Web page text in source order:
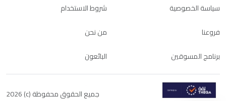
سياسة الخصوصية
شروط الاستخدام
فروعنا
من نحن
برنامج المسوقين
البائعون
جميع الحقوق محفوظة (c) 2026